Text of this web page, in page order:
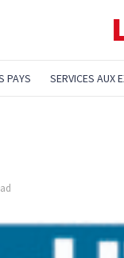
PAYS SERVICES AUX